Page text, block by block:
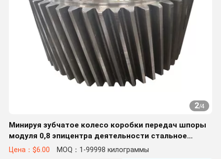
2/4
Минируя зубчатое колесо коробки передач шпоры
модуля 0,8 эпицентра деятельности стальное
внутреннее
Цена：$6.00 MOQ：1-99998 килограммы